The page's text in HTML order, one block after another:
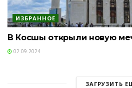
ИЗБРАННОЕ
В Косшы открыли новую
02.09.2024
ЗАГРУЗИТЬ